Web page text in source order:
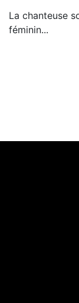
La chanteuse
féminin...